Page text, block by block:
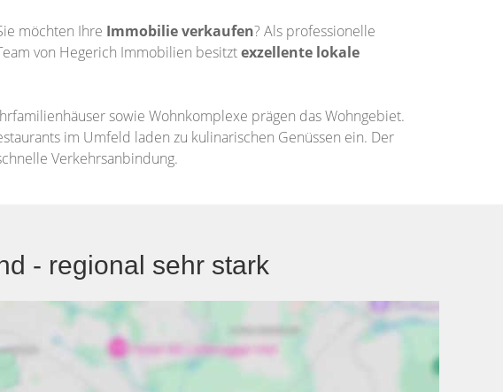
möchten Ihre Immobilieverkaufen? Als professionelle
von Hegerich Immobilien besitztexzellente lokale
sowie Wohnkomplexe prägen das Wohngebiet.
im Umfeld laden zu kulinarischen Genüssen ein. Der
Verkehrsanbindung.
- regional sehr stark